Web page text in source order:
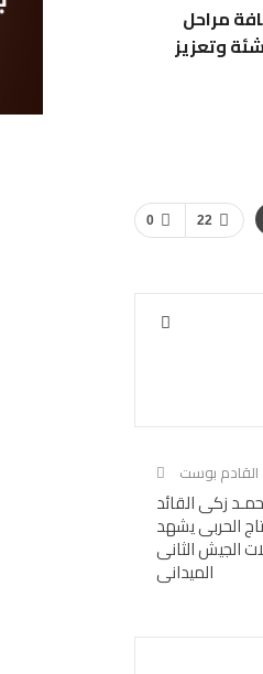
مراحل
وتعزيز
0 22
القادم بوست
زكى القائد
الحربى يشهد
الجيش الثانى
الميدانى